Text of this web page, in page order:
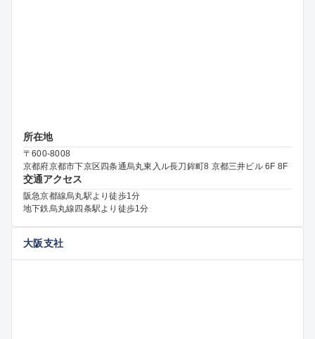
所在地
〒600-8008
京都府京都市下京区四条通烏丸東入ル長刀鉾町8 京都三井ビル 6F 8F
交通アクセス
阪急京都線烏丸駅より徒歩1分
地下鉄烏丸線四条駅より徒歩1分
大阪支社